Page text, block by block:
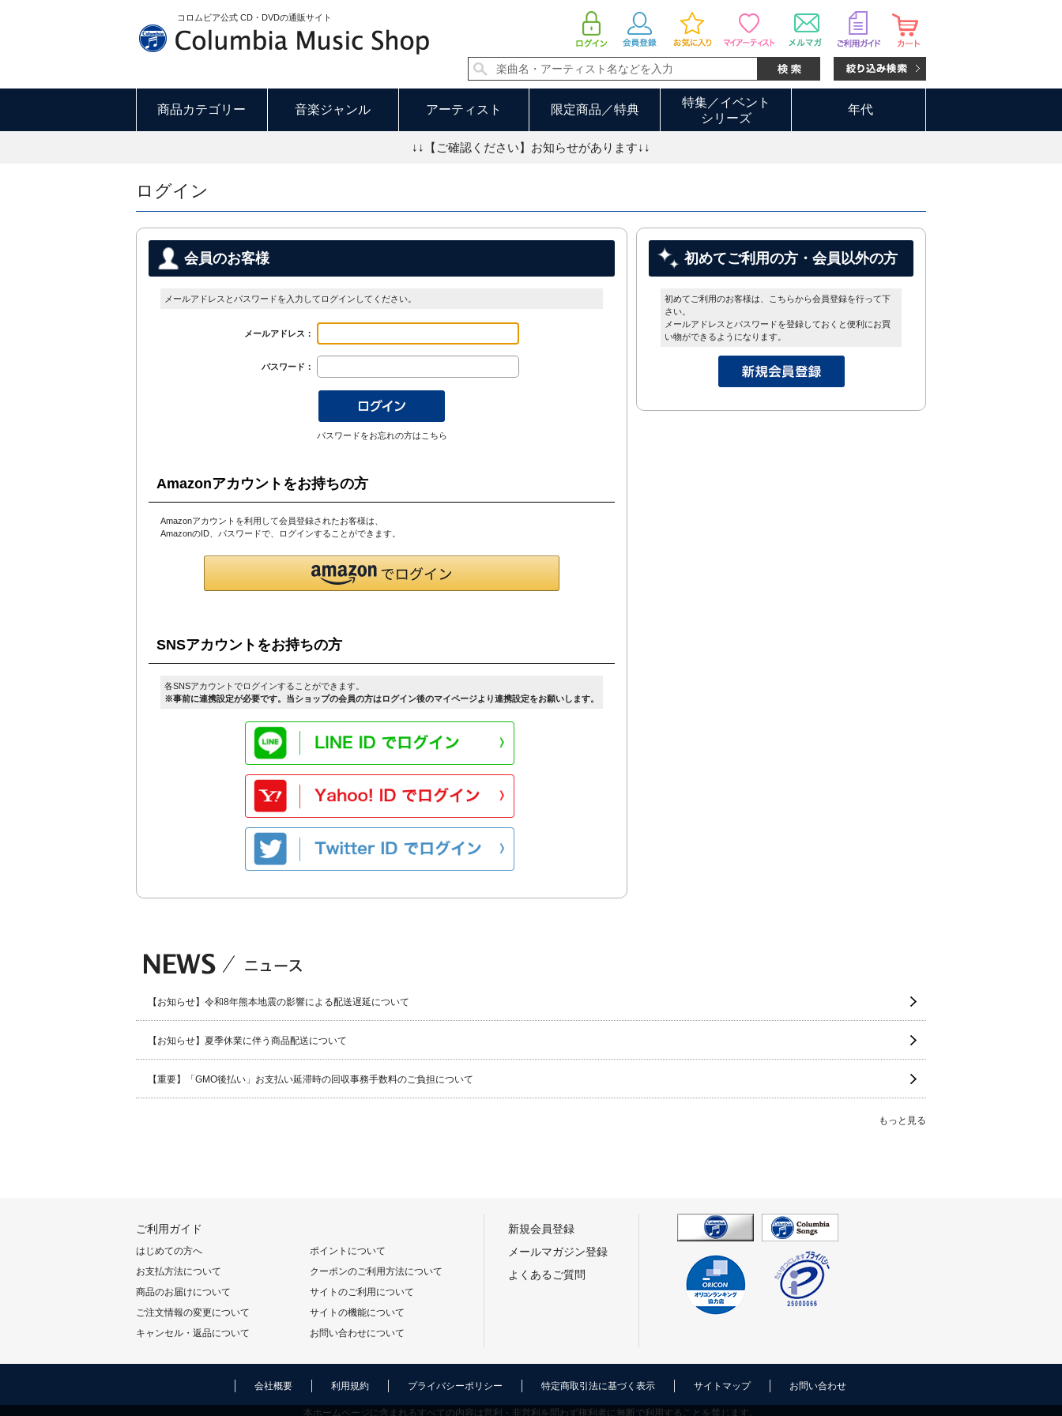
コロムビア公式 CD・DVDの通販サイト
商品カテゴリー 音楽ジャンル アーティスト 限定商品／特典
特集／イベント
シリーズ
年代
↓↓【ご確認ください】お知らせがあります↓↓
ログイン
会員のお客様
メールアドレスとパスワードを入力してログインしてください。
メールアドレス：
パスワード：
パスワードをお忘れの方はこちら
Amazonアカウントをお持ちの方
Amazonアカウントを利用して会員登録されたお客様は、
AmazonのID、パスワードで、ログインすることができます。
SNSアカウントをお持ちの方
各SNSアカウントでログインすることができます。
※事前に連携設定が必要です。当ショップの会員の方はログイン後のマイページより連携設定をお願いします。
初めてご利用の方・会員以外の方
初めてご利用のお客様は、こちらから会員登録を行って下
さい。
メールアドレスとパスワードを登録しておくと便利にお買
い物ができるようになります。
【お知らせ】令和8年熊本地震の影響による配送遅延について
【お知らせ】夏季休業に伴う商品配送について
【重要】「GMO後払い」お支払い延滞時の回収事務手数料のご負担について
もっと見る
ご利用ガイド
はじめての方へ
お支払方法について
商品のお届けについて
ご注文情報の変更について
キャンセル・返品について
ポイントについて
クーポンのご利用方法について
サイトのご利用について
サイトの機能について
お問い合わせについて
新規会員登録
メールマガジン登録
よくあるご質問
会社概要 利用規約 プライバシーポリシー 特定商取引法に基づく表示 サイトマップ お問い合わせ
本ホームページに含まれるすべての内容は営利・非営利を問わず権利者に無断で利用することを禁じます。